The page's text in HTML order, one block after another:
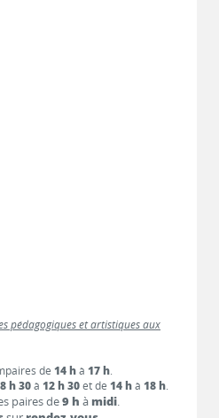
pédagogiques et artistiques aux
de 14 hà 17 h.
8 h 30à 12 h 30et de 14 hà 18 h.
paires de9 h à midi.